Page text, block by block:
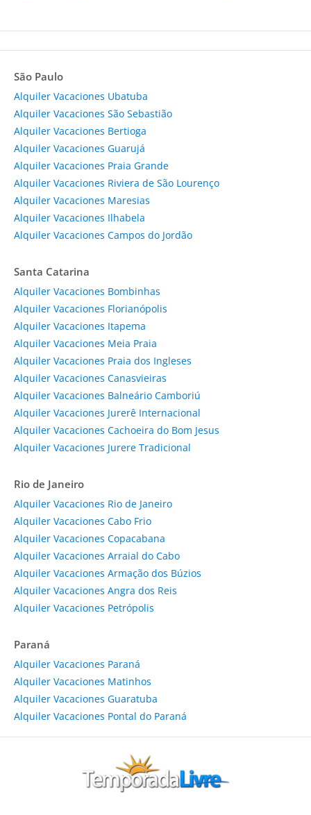
São Paulo
Alquiler Vacaciones Ubatuba
Alquiler Vacaciones São Sebastião
Alquiler Vacaciones Bertioga
Alquiler Vacaciones Guarujá
Alquiler Vacaciones Praia Grande
Alquiler Vacaciones Riviera de São Lourenço
Alquiler Vacaciones Maresias
Alquiler Vacaciones Ilhabela
Alquiler Vacaciones Campos do Jordão
Santa Catarina
Alquiler Vacaciones Bombinhas
Alquiler Vacaciones Florianópolis
Alquiler Vacaciones Itapema
Alquiler Vacaciones Meia Praia
Alquiler Vacaciones Praia dos Ingleses
Alquiler Vacaciones Canasvieiras
Alquiler Vacaciones Balneário Camboriú
Alquiler Vacaciones Jurerê Internacional
Alquiler Vacaciones Cachoeira do Bom Jesus
Alquiler Vacaciones Jurere Tradicional
Rio de Janeiro
Alquiler Vacaciones Rio de Janeiro
Alquiler Vacaciones Cabo Frio
Alquiler Vacaciones Copacabana
Alquiler Vacaciones Arraial do Cabo
Alquiler Vacaciones Armação dos Búzios
Alquiler Vacaciones Angra dos Reis
Alquiler Vacaciones Petrópolis
Paraná
Alquiler Vacaciones Paraná
Alquiler Vacaciones Matinhos
Alquiler Vacaciones Guaratuba
Alquiler Vacaciones Pontal do Paraná